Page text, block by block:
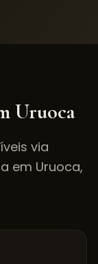
Uruoca
via
em Uruoca,